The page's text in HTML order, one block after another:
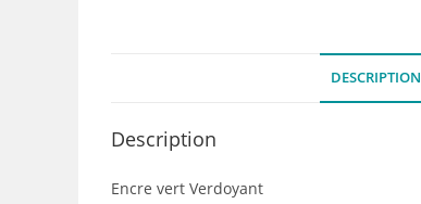
DESCRIPTION
Description
Encre vert Verdoyant